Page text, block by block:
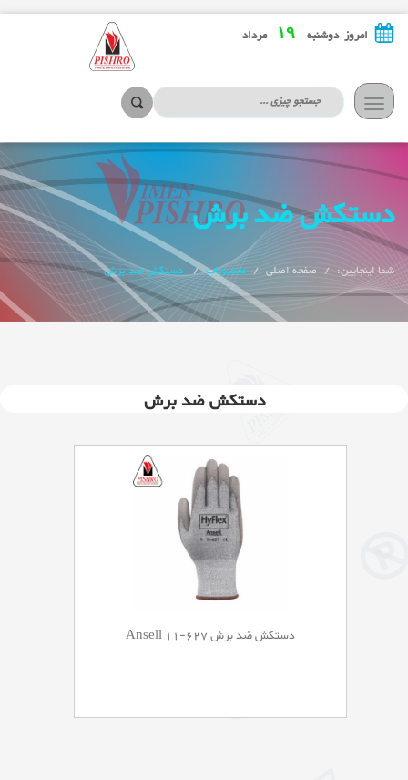
امروز دوشنبه۱۹ مرداد
تعویض
ناوبری
دستکش ضد برش
شما اینجایین: صفحه اصلی محصولات دستکش ضد برش
دستکش ضد برش
دستکش ضد برش Ansell 11-627